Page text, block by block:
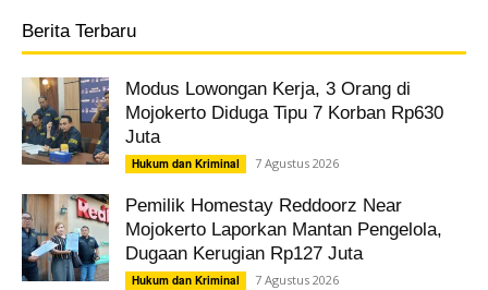
Berita Terbaru
Modus Lowongan Kerja, 3 Orang di
Mojokerto Diduga Tipu 7 Korban Rp630
Juta
Hukum dan Kriminal 7 Agustus 2026
Pemilik Homestay Reddoorz Near
Mojokerto Laporkan Mantan Pengelola,
Dugaan Kerugian Rp127 Juta
Hukum dan Kriminal 7 Agustus 2026